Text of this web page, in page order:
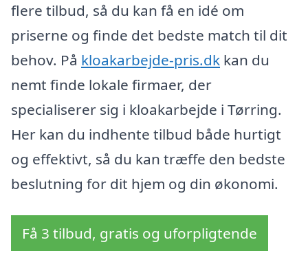
flere tilbud, så du kan få en idé om
priserne og finde det bedste match til dit
behov. På kloakarbejde-pris.dk kan du
nemt finde lokale firmaer, der
specialiserer sig i kloakarbejde i Tørring.
Her kan du indhente tilbud både hurtigt
og effektivt, så du kan træffe den bedste
beslutning for dit hjem og din økonomi.
Få 3 tilbud, gratis og uforpligtende